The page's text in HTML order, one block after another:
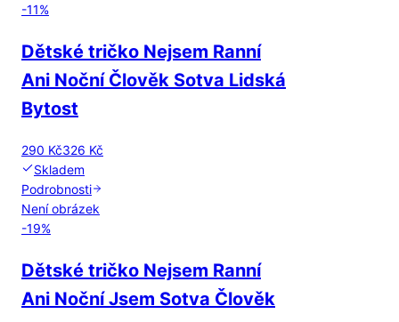
-11%
Dětské tričko Nejsem Ranní
Ani Noční Člověk Sotva Lidská
Bytost
290 Kč326 Kč
Skladem
Podrobnosti
Není obrázek
-19%
Dětské tričko Nejsem Ranní
Ani Noční Jsem Sotva Člověk